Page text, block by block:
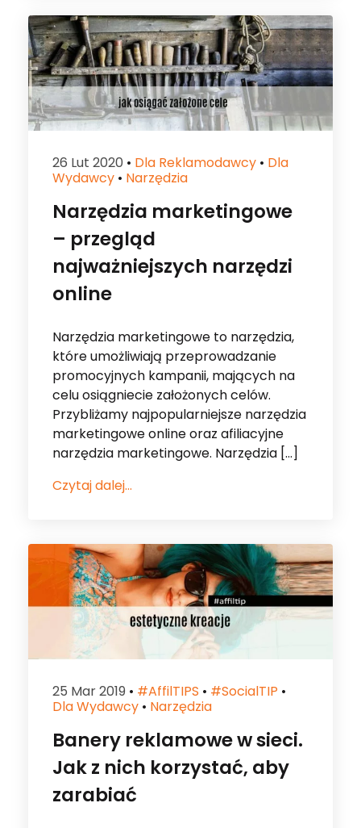
26 Lut 2020 • Dla Reklamodawcy • Dla
Wydawcy • Narzędzia
Narzędzia marketingowe
– przegląd
najważniejszych narzędzi
online
Narzędzia marketingowe to narzędzia,
które umożliwiają przeprowadzanie
promocyjnych kampanii, mających na
celu osiągniecie założonych celów.
Przybliżamy najpopularniejsze narzędzia
marketingowe online oraz afiliacyjne
narzędzia marketingowe. Narzędzia […]
Czytaj dalej...
25 Mar 2019 • #affilTIPS • #socialTIP •
Dla Wydawcy • Narzędzia
Banery reklamowe w sieci.
Jak z nich korzystać, aby
zarabiać